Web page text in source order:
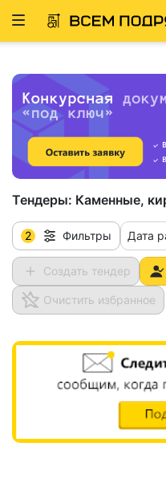
Развернуть
Тендеры: Каменные,
2 Фильтры Дата
Создать тендер
Очистить избранное